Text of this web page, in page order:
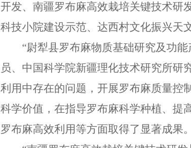
开发、南疆罗布麻高效栽培关键技术研
科技小院建设示范、达西村文化振兴天
“尉犁县罗布麻物质基础研究及功
员、中国科学院新疆理化技术研究所研
利用中存在的问题，开展罗布麻质量控
科学价值，在指导罗布麻科学种植、提
罗布麻高效利用等方面取得了显著成果。